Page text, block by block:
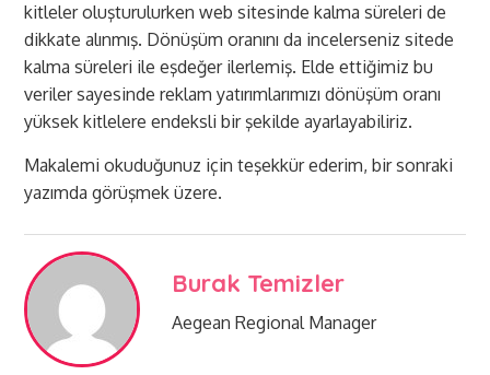
kitleler oluşturulurken web sitesinde kalma süreleri de
dikkate alınmış. Dönüşüm oranını da incelerseniz sitede
kalma süreleri ile eşdeğer ilerlemiş. Elde ettiğimiz bu
veriler sayesinde reklam yatırımlarımızı dönüşüm oranı
yüksek kitlelere endeksli bir şekilde ayarlayabiliriz.
Makalemi okuduğunuz için teşekkür ederim, bir sonraki
yazımda görüşmek üzere.
Burak Temizler
Aegean Regional Manager